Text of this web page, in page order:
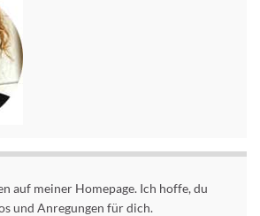
auf meiner Homepage. Ich hoffe, du
und Anregungen für dich.